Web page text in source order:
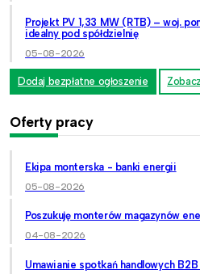
Projekt PV 1,33 MW (RTB) – woj.
idealny pod spółdzielnię
05-08-2026
Dodaj bezpłatne ogłoszenie
Oferty pracy
Ekipa monterska - banki energii
05-08-2026
Poszukuję monterów magazynów
04-08-2026
Umawianie spotkań handlowych